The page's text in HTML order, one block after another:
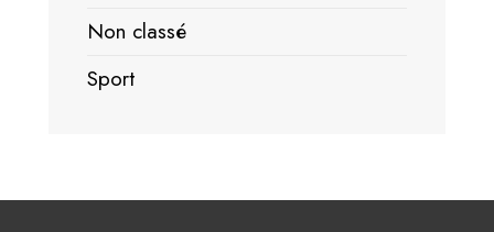
Non classé
Sport